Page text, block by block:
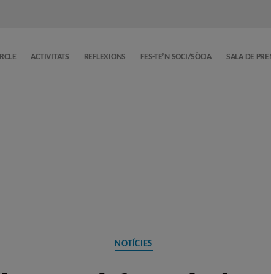
ACTIVITATS REFLEXIONS FES-TE’N SOCI/SÒCIA SALA DE
Categories
NOTÍCIES